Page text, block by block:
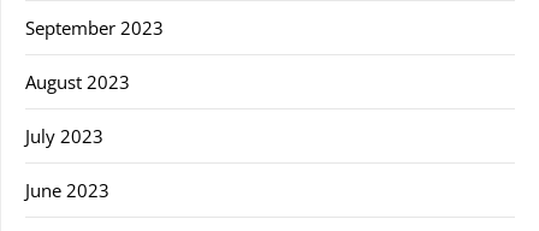
September 2023
August 2023
July 2023
June 2023